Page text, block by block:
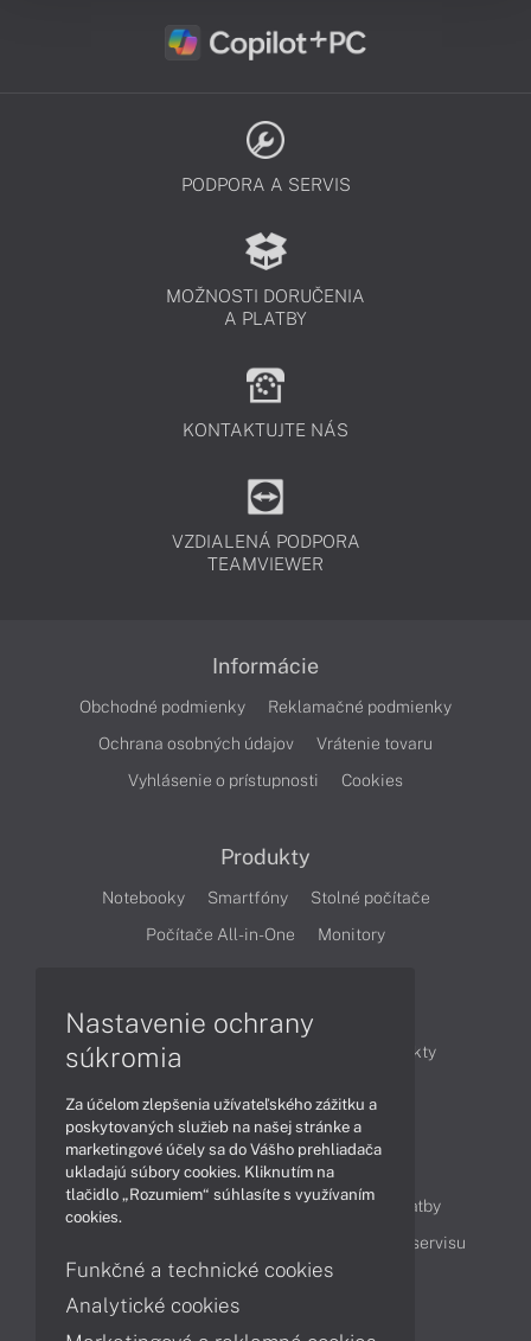
PODPORA A SERVIS
MOŽNOSTI DORUČENIA
A PLATBY
KONTAKTUJTE NÁS
VZDIALENÁ PODPORA
TEAMVIEWER
Informácie
Obchodné podmienky
Reklamačné podmienky
Ochrana osobných údajov
Vrátenie tovaru
Vyhlásenie o prístupnosti
Cookies
Produkty
Notebooky Smartfóny
Stolné počítače
Počítače All-in-One
Monitory
Články
Obchodné informácie
Produkty
Obsah
Ako nakupovať
Možnosti doručenia a platby
Cenník servisu
Kontakty
Nastavenie ochrany
súkromia
Za účelom zlepšenia užívateľského zážitku a
poskytovaných služieb na našej stránke a
marketingové účely sa do Vášho prehliadača
ukladajú súbory cookies. Kliknutím na
tlačidlo „Rozumiem“ súhlasíte s využívaním
cookies.
Funkčné a technické cookies
Analytické cookies